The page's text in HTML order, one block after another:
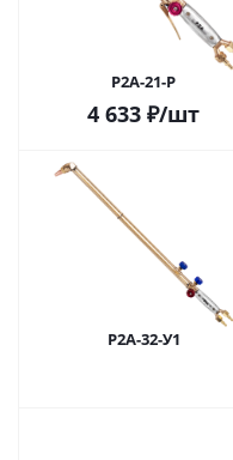
Р2А-21-Р
4 633 ₽/шт
Р2А-32-У1